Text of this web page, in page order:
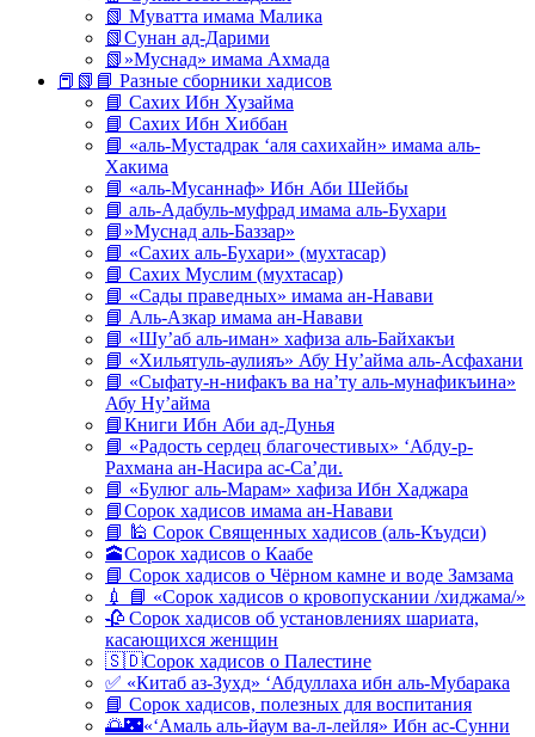
📗 Муватта имама Малика
📗Сунан ад-Дарими
📗»Муснад» имама Ахмада
📕📗📘 Разные сборники хадисов
📘 Сахих Ибн Хузайма
📘 Сахих Ибн Хиббан
📘 «аль-Мустадрак ‘аля сахихайн» имама аль-
Хакима
📘 «аль-Мусаннаф» Ибн Аби Шейбы
📘 аль-Адабуль-муфрад имама аль-Бухари
📘»Муснад аль-Баззар»
📘 «Сахих аль-Бухари» (мухтасар)
📘 Сахих Муслим (мухтасар)
📘 «Сады праведных» имама ан-Навави
📘 Аль-Азкар имама ан-Навави
📘 «Шу’аб аль-иман» хафиза аль-Байхакъи
📘 «Хильятуль-аулияъ» Абу Ну’айма аль-Асфахани
📘 «Сыфату-н-нифакъ ва на’ту аль-мунафикъина»
Абу Ну’айма
📘Книги Ибн Аби ад-Дунья
📘 «Радость сердец благочестивых» ‘Абду-р-
Рахмана ан-Насира ас-Са’ди.
📘 «Булюг аль-Марам» хафиза Ибн Хаджара
📘Сорок хадисов имама ан-Навави
📘 🕌 Сорок Священных хадисов (аль-Къудси)
🕋Сорок хадисов о Каабе
📘 Сорок хадисов о Чёрном камне и воде Замзама
💉 📘 «Сорок хадисов о кровопускании /хиджама/»
🥀 Сорок хадисов об установлениях шариата,
касающихся женщин
🇸🇩Сорок хадисов о Палестине
✅ «Китаб аз-Зухд» ‘Абдуллаха ибн аль-Мубарака
📘 Сорок хадисов, полезных для воспитания
🌅🌃«‘Амаль аль-йаум ва-л-лейля» Ибн ас-Сунни